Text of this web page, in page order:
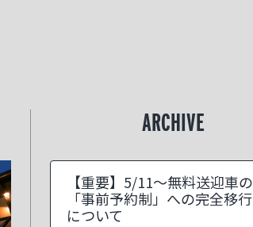
ARCHIVE
【重要】5/11～無料送迎車の
「事前予約制」への完全移行
について